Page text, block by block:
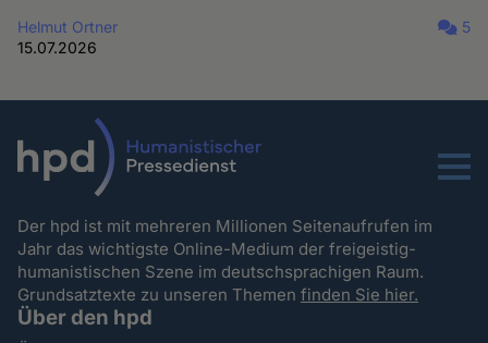
Helmut Ortner
15.07.2026
5
Menu
Der hpd ist mit mehreren Millionen Seitenaufrufen im
Jahr das wichtigste Online-Medium der freigeistig-
humanistischen Szene im deutschsprachigen Raum.
Grundsatztexte zu unseren Themenfinden Sie hier.
Über den hpd